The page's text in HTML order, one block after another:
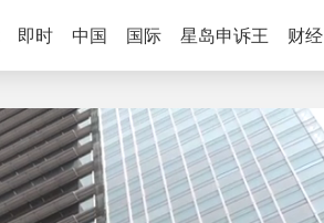
即时 中国 国际 星岛申诉王 财经